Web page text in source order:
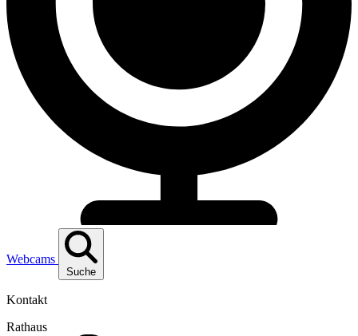
Webcams
Suche
Kontakt
Rathaus